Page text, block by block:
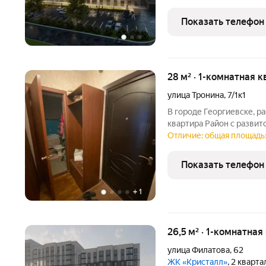
секционный дом с
Показать телефон
+ 1
28 м² · 1-комнатная
улица Тронина,7/1к1
В городе Георгиевске,
квартира Район с
рынок, детский сад,
Отличие: общая
Показать телефон
26,5 м² · 1-
улица Филатова,62
ЖК «Кристалл», 2